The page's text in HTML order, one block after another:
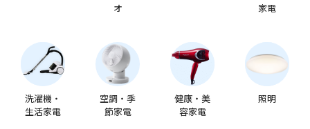
オ
家電
洗濯機・
生活家電
空調・季
節家電
健康・美
容家電
照明